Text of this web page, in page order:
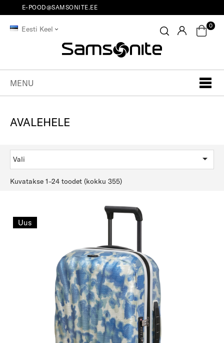
E-POOD@SAMSONITE.EE
Eesti Keel 0
MENU
AVALEHELE
Vali 
Kuvatakse 1–24 toodet (kokku 355)
Uus